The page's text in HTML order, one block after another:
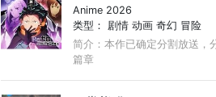
Anime 2026
类型： 剧情 动画 奇幻 冒险
简介：本作已确定分割放送，
篇章